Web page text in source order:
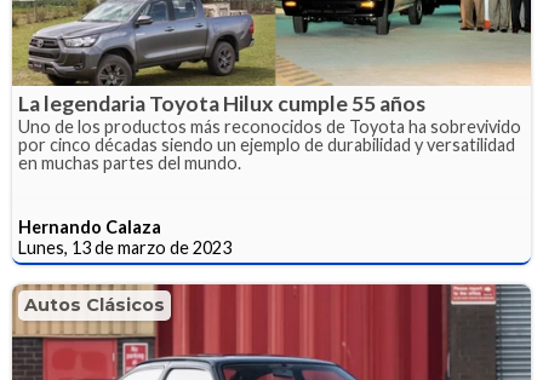
La legendaria Toyota Hilux cumple 55 años
Uno de los productos más reconocidos de Toyota ha sobrevivido
por cinco décadas siendo un ejemplo de durabilidad y versatilidad
en muchas partes del mundo.
Hernando Calaza
Lunes, 13 de marzo de 2023
Autos Clásicos